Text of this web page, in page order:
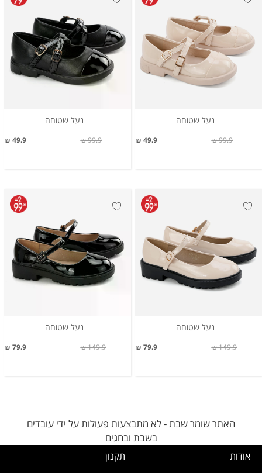
נעל שטוחה
49.9 ₪ 99.9 ₪
נעל שטוחה
49.9 ₪ 99.9 ₪
נעל שטוחה
79.9 ₪ 149.9 ₪
נעל שטוחה
79.9 ₪ 149.9 ₪
האתר שומר שבת - לא מתבצעות פעולות על ידי עובדים
בשבת ובחגים
אודות
תקנון